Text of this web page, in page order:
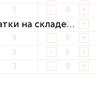
1 - +
7 - +
5 - +
5 - +
3 - +